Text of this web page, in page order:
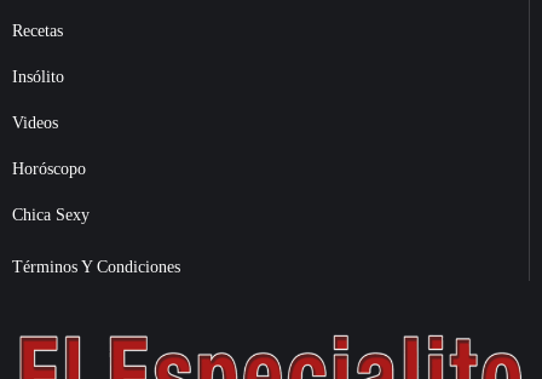
Recetas
Insólito
Videos
Horóscopo
Chica Sexy
Términos Y Condiciones